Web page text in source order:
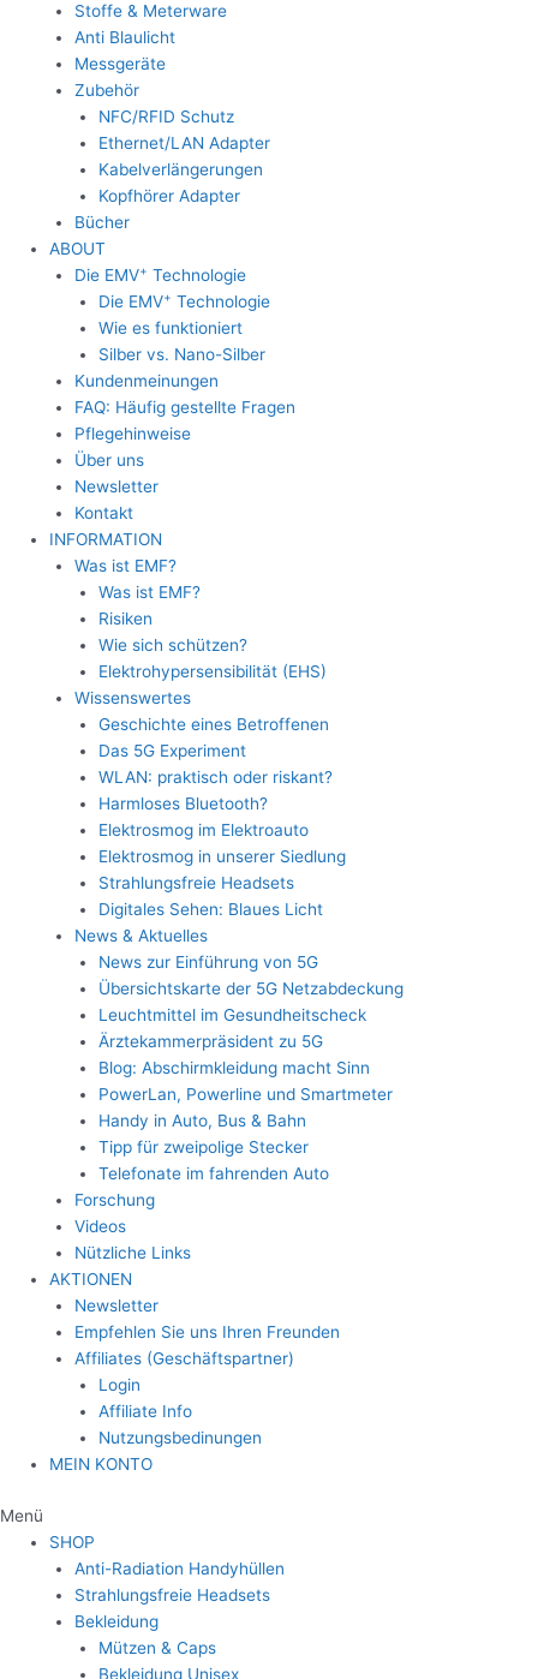
Stoffe & Meterware
Anti Blaulicht
Messgeräte
Zubehör
NFC/RFID Schutz
Ethernet/LAN Adapter
Kabelverlängerungen
Kopfhörer Adapter
Bücher
ABOUT
Die EMV+ Technologie
Die EMV+ Technologie
Wie es funktioniert
Silber vs. Nano-Silber
Kundenmeinungen
FAQ: Häufig gestellte Fragen
Pflegehinweise
Über uns
Newsletter
Kontakt
INFORMATION
Was ist EMF?
Was ist EMF?
Risiken
Wie sich schützen?
Elektrohypersensibilität (EHS)
Wissenswertes
Geschichte eines Betroffenen
Das 5G Experiment
WLAN: praktisch oder riskant?
Harmloses Bluetooth?
Elektrosmog im Elektroauto
Elektrosmog in unserer Siedlung
Strahlungsfreie Headsets
Digitales Sehen: Blaues Licht
News & Aktuelles
News zur Einführung von 5G
Übersichtskarte der 5G Netzabdeckung
Leuchtmittel im Gesundheitscheck
Ärztekammerpräsident zu 5G
Blog: Abschirmkleidung macht Sinn
PowerLan, Powerline und Smartmeter
Handy in Auto, Bus & Bahn
Tipp für zweipolige Stecker
Telefonate im fahrenden Auto
Forschung
Videos
Nützliche Links
AKTIONEN
Newsletter
Empfehlen Sie uns Ihren Freunden
Affiliates (Geschäftspartner)
Login
Affiliate Info
Nutzungsbedinungen
MEIN KONTO
Menü
SHOP
Anti-Radiation Handyhüllen
Strahlungsfreie Headsets
Bekleidung
Mützen & Caps
Bekleidung Unisex